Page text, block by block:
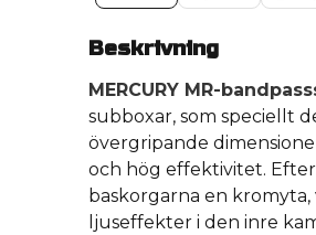
Beskrivning
MERCURY MR-
subboxar, som speciellt
övergripande
och hög effektivitet.
baskorgarna en
ljuseffekter i den inre